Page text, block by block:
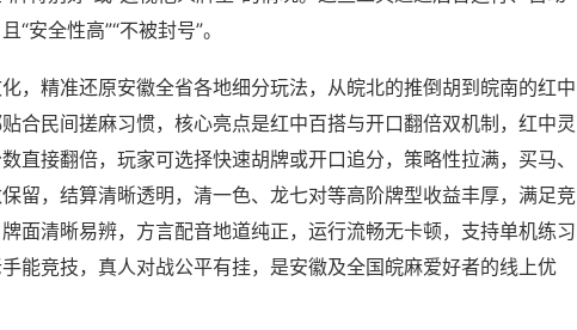
安全性高”“不被封号”。
，精准还原安徽全省各地细分玩法，从皖北的推倒胡到皖南的红中
合民间搓麻习惯，核心亮点是红中百搭与开口翻倍双机制，红中灵
直接翻倍，玩家可选择快速胡牌或开口追分，策略性拉满，买马、
留，结算清晰透明，清一色、龙七对等高阶牌型收益丰厚，满足竞
面清晰易辨，方言配音地道纯正，运行流畅无卡顿，支持单机练习
能竞技，真人对战公平有挂，是安徽及全国皖麻爱好者的线上优